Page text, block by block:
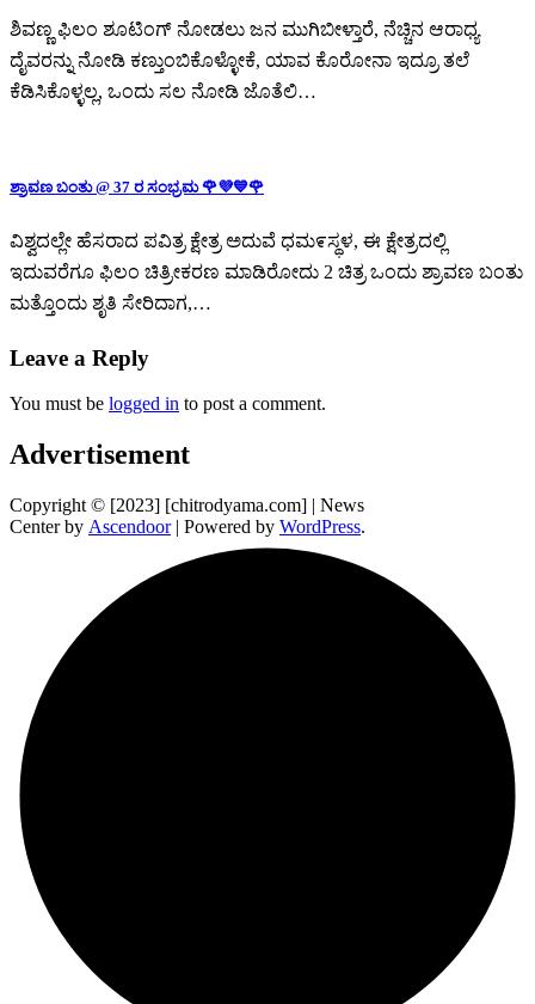
ಶಿವಣ್ಣ ಫಿಲಂ ಶೂಟಿಂಗ್ ನೋಡಲು ಜನ ಮುಗಿಬೀಳ್ತಾರೆ, ನೆಚ್ಚಿನ ಆರಾಧ್ಯ
ದೈವರನ್ನು ನೋಡಿ ಕಣ್ತುಂಬಿಕೊಳ್ಳೋಕೆ, ಯಾವ ಕೊರೋನಾ ಇದ್ರೂ ತಲೆ
ಕೆಡಿಸಿಕೊಳ್ಳಲ್ಲ, ಒಂದು ಸಲ ನೋಡಿ ಜೊತೆಲಿ…
ಶ್ರಾವಣ ಬಂತು @ 37 ರ ಸಂಭ್ರಮ 🌹💜💙🌹
ವಿಶ್ವದಲ್ಲೇ ಹೆಸರಾದ ಪವಿತ್ರ ಕ್ಷೇತ್ರ ಅದುವೆ ಧಮ೯ಸ್ಥಳ, ಈ ಕ್ಷೇತ್ರದಲ್ಲಿ
ಇದುವರೆಗೂ ಫಿಲಂ ಚಿತ್ರೀಕರಣ ಮಾಡಿರೋದು 2 ಚಿತ್ರ ಒಂದು ಶ್ರಾವಣ ಬಂತು
ಮತ್ತೊಂದು ಶೃತಿ ಸೇರಿದಾಗ,…
Leave a Reply
You must be logged in to post a comment.
Advertisement
Copyright © [2023] [chitrodyama.com] | News
Center by Ascendoor| Powered by WordPress.